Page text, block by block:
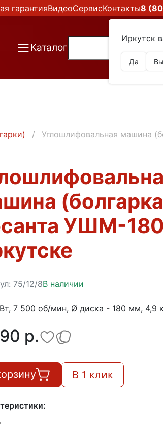
гарантияВидеоСервисКонтакты8
Иркутск
Да
Каталог
Углошлифовальная машина
УШМ-
75/12/8В наличии
7 500 об/мин, Ø диска - 180 мм, 4,9
p.
В 1 клик